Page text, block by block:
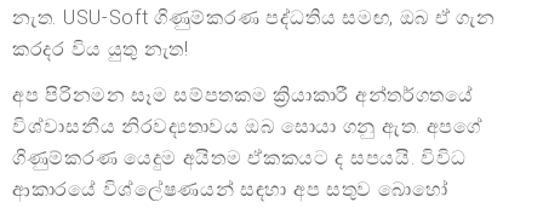
නැත. USU-Soft ගිණුම්කරණ පද්ධතිය සමඟ, ඔබ ඒ ගැන
කරදර විය යුතු නැත!
අප පිරිනමන සෑම සම්පතකම ක්‍රියාකාරී අන්තර්ගතයේ
විශ්වාසනීය නිරවද්‍යතාවය ඔබ සොයා ගනු ඇත. අපගේ
ගිණුම්කරණ යෙදුම අයිතම ඒකකයට ද සපයයි. විවිධ
ආකාරයේ විශ්ලේෂණයන් සඳහා අප සතුව බොහෝ